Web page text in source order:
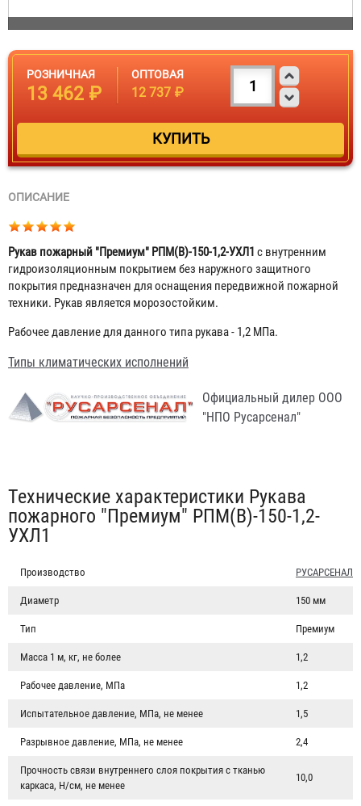
РОЗНИЧНАЯ
13 462 ₽
ОПТОВАЯ
12 737 ₽
ОПИСАНИЕ
Рукав пожарный "Премиум" РПМ(В)-150-1,2-УХЛ1 с внутренним
гидроизоляционным покрытием без наружного защитного
покрытия предназначен для оснащения передвижной пожарной
техники. Рукав является морозостойким.
Рабочее давление для данного типа рукава - 1,2 МПа.
Типы климатических исполнений
Официальный дилер ООО
"НПО Русарсенал"
Табы
Технические характеристики Рукава
пожарного "Премиум" РПМ(В)-150-1,2-
УХЛ1
Производство РУСАРСЕНАЛ
Диаметр 150 мм
Тип Премиум
Масса 1 м, кг, не более 1,2
Рабочее давление, МПа 1,2
Испытательное давление, МПа, не менее 1,5
Разрывное давление, МПа, не менее 2,4
Прочность связи внутреннего слоя покрытия с тканью
каркаса, Н/см, не менее
10,0